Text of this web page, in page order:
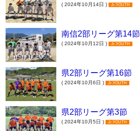
( 2024年10月14日 ) Jr.YOUTH
南信2部リーグ第14節
( 2024年10月12日 ) Jr.YOUTH
県2部リーグ第16節
( 2024年10月6日 ) Jr.YOUTH
県2部リーグ第3節
( 2024年10月5日 ) Jr.YOUTH